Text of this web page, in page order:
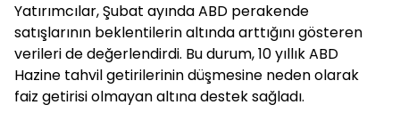
Yatırımcılar, Şubat ayında ABD perakende
satışlarının beklentilerin altında arttığını gösteren
verileri de değerlendirdi. Bu durum, 10 yıllık ABD
Hazine tahvil getirilerinin düşmesine neden olarak
faiz getirisi olmayan altına destek sağladı.